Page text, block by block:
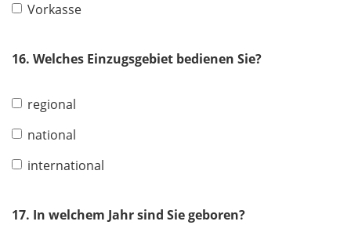
Vorkasse
16. Welches Einzugsgebiet bedienen Sie?
regional
national
international
17. In welchem Jahr sind Sie geboren?